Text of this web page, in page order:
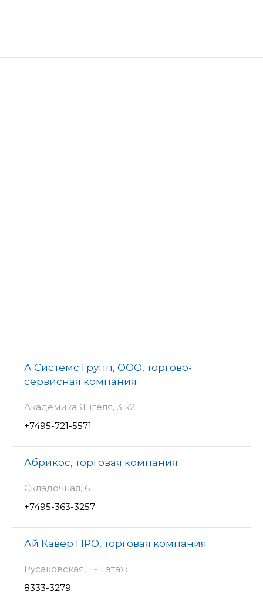
А Системс Групп, ООО, торгово-
сервисная компания
Академика Янгеля, 3 к2
+7495-721-5571
Абрикос, торговая компания
Складочная, 6
+7495-363-3257
Ай Кавер ПРО, торговая компания
Русаковская, 1 - 1 этаж
8333-3279